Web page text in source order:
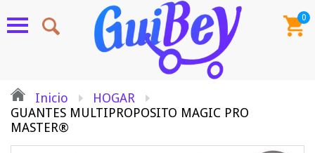
0
Inicio
HOGAR
GUANTES MULTIPROPOSITO MAGIC PRO
MASTER®